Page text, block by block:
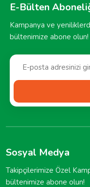
E-Bülten
Kampanya ve
bültenimize abone olun!
Sosyal Medya
Takipçilerimize Özel
bültenimize abone olun!